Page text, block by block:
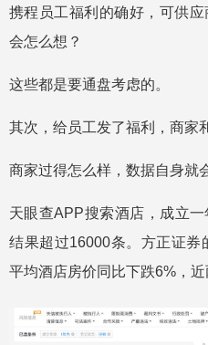
携程员工福利的确好，可供
会怎么想？
这些都是要通盘考虑的。
其次，给员工发了福利，商家
商家过得怎么样，数据自身就
天眼查APP搜索酒店，成立
结果超过16000条。方正证券
平均酒店房价同比下跌6%，